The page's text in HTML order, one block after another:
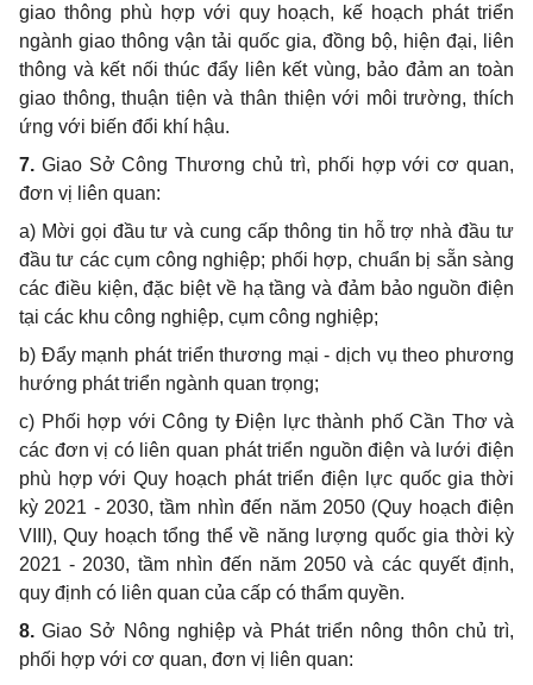
giao thông phù hợp với quy hoạch, kế hoạch phát triển
ngành giao thông vận tải quốc gia, đồng bộ, hiện đại, liên
thông và kết nối thúc đẩy liên kết vùng, bảo đảm an toàn
giao thông, thuận tiện và thân thiện với môi trường, thích
ứng với biến đổi khí hậu.
7. Giao Sở Công Thương chủ trì, phối hợp với cơ quan,
đơn vị liên quan:
a) Mời gọi đầu tư và cung cấp thông tin hỗ trợ nhà đầu tư
đầu tư các cụm công nghiệp; phối hợp, chuẩn bị sẵn sàng
các điều kiện, đặc biệt vềhạ tầng và đảm bảo nguồn điện
tại các khu công nghiệp, cụm công nghiệp;
b) Đẩy mạnh phát triển thương mại - dịch vụ theo phương
hướng phát triển ngành quan trọng;
c) Phối hợp với Công ty Điện lực thành phố Cần Thơ và
các đơn vị có liên quan phát triển nguồn điện và lưới điện
phù hợp với Quy hoạch phát triển điện lực quốc gia thời
kỳ 2021 - 2030, tầm nhìn đến năm 2050 (Quy hoạch điện
VIII), Quy hoạch tổng thể về năng lượng quốc gia thời kỳ
2021 - 2030, tầm nhìn đến năm 2050 và các quyết định,
quy định có liên quan của cấp có thẩm quyền.
8. Giao Sở Nông nghiệp và Phát triển nông thôn chủ trì,
phối hợp với cơ quan, đơn vị liên quan: